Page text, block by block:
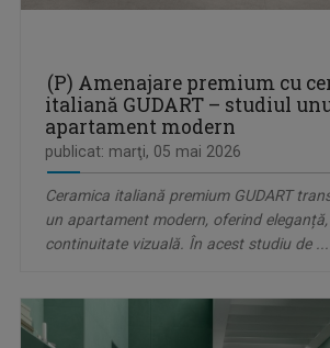
(P) Amenajare premium cu
italiană GUDART – studiul
apartament modern
publicat: marţi, 05 mai 2026
Ceramica italiană premium GUDART
un apartament modern, oferind
continuitate vizuală. În acest studiu de ...